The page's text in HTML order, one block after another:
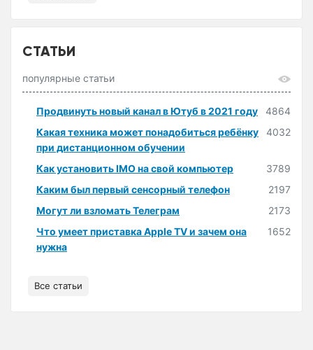
СТАТЬИ
популярные статьи
Продвинуть новый канал в Ютуб в 2021 году
4864
Какая техника может понадобиться ребёнку
при дистанционном обучении
4032
Как установить IMO на свой компьютер
3789
Каким был первый сенсорный телефон
2197
Могут ли взломать Телеграм
2173
Что умеет приставка Apple TV и зачем она
нужна
1652
Все статьи